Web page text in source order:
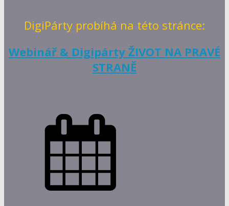
DigiPárty probíhá na této stránce:
Webinář & Digipárty ŽIVOT NA PRAVÉ
STRANĚ